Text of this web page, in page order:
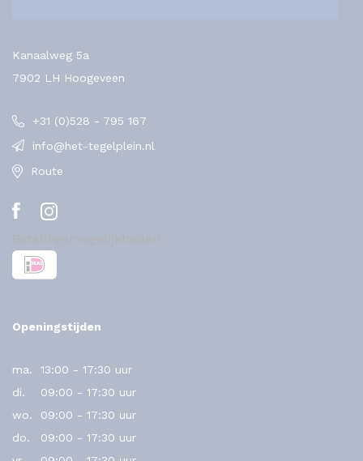
Kanaalweg 5a
7902 LH Hoogeveen
+31 (0)528 - 795 167
info@het-tegelplein.nl
Route
Openingstijden
ma.
13:00 - 17:30 uur
di.
09:00 - 17:30 uur
wo.
09:00 - 17:30 uur
do.
09:00 - 17:30 uur